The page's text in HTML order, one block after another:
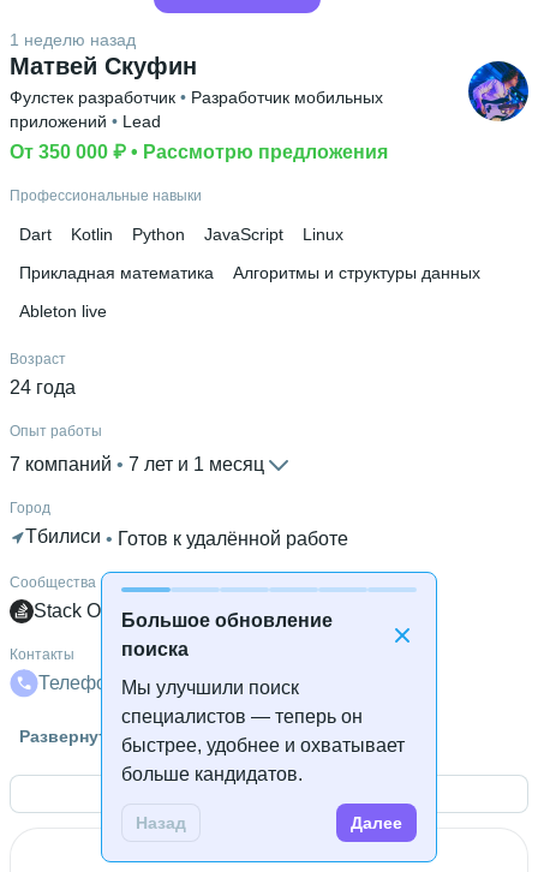
Большое обновление
поиска
Мы улучшили поиск
специалистов — теперь он
быстрее, удобнее и охватывает
больше кандидатов.
Назад Далее
Матвей Скуфин
1 неделю назад
Фулстек разработчик • Разработчик мобильных
приложений • Lead
От 350 000 ₽ • Рассмотрю предложения
Профессиональные навыки
Dart Kotlin Python JavaScript
Linux
Прикладная математика
Алгоритмы и структуры данных
Ableton live
Возраст
24 года
Опыт работы
7 компаний 7 лет и 1 месяц
Город
Тбилиси • Готов к удалённой работе
Сообщества
Stack Overflow GitHub
Контакты
Телефон Телеграм Почта
Высшее образование
МИЭМ • 4 года и 1 месяц
Deep Learning School
Московская Школа
Программистов
Развернуть